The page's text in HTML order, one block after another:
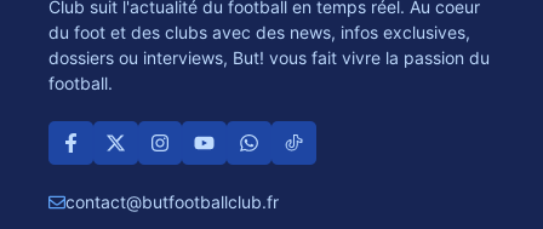
Club suit l'actualité du football en temps réel. Au coeur
du foot et des clubs avec des news, infos exclusives,
dossiers ou interviews, But! vous fait vivre la passion du
football.
contact@butfootballclub.fr